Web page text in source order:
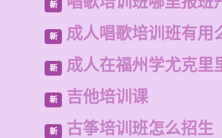
新
新 成人唱歌培训班有用
新 成人在福州学尤克里
新 吉他培训课
新 古筝培训班怎么招生